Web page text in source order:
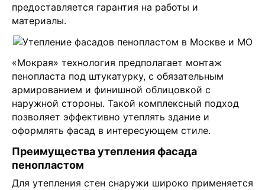
предоставляется гарантия на работы и
материалы.
«Мокрая» технология предполагает монтаж
пенопласта под штукатурку, с обязательным
армированием и финишной облицовкой с
наружной стороны. Такой комплексный подход
позволяет эффективно утеплять здание и
оформлять фасад в интересующем стиле.
Преимущества утепления фасада
пенопластом
Для утепления стен снаружи широко применяется